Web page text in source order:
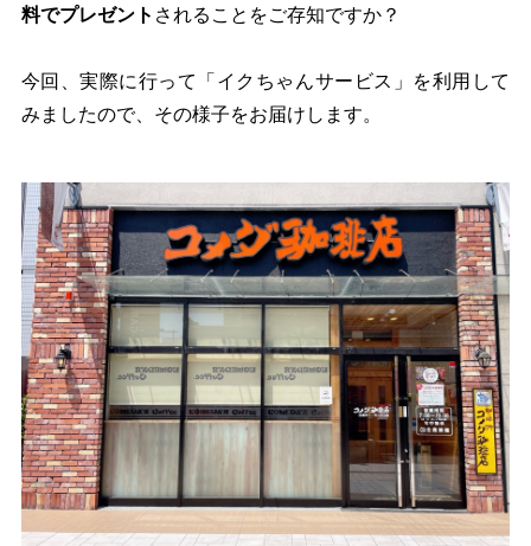
料でプレゼント されることをご存知ですか？
今回、実際に行って「イクちゃんサービス」を利用して
みましたので、その様子をお届けします。